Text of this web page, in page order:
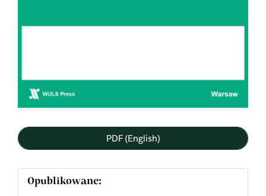
PDF (English)
Opublikowane: